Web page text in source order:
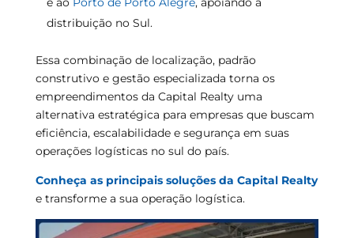
distribuição no Sul.
Essa combinação de localização, padrão
construtivo e gestão especializada torna os
empreendimentos da Capital Realty uma
alternativa estratégica para empresas que buscam
eficiência, escalabilidade e segurança em suas
operações logísticas no sul do país.
Conheça as principais soluções da Capital Realty
e transforme a sua operação logística.